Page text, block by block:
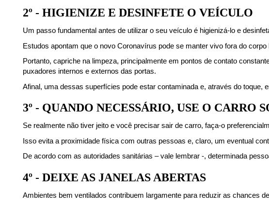
2º - HIGIENIZE E DESINFETE O VEÍCULO
Um passo fundamental antes de utilizar o seu veículo é higienizá-lo e
Estudos apontam que o novo Coronavírus pode se manter vivo fora do
Portanto, capriche na limpeza, principalmente em pontos de contato
puxadores internos e externos das portas.
Afinal, uma dessas superfícies pode estar contaminada e, através do toque,
3º - QUANDO NECESSÁRIO, USE O CARRO
Se realmente não tiver jeito e você precisar sair de carro, faça-o
Isso evita a proximidade física com outras pessoas e, claro, um eventual
De acordo com as autoridades sanitárias – vale lembrar -, determinada
4º - DEIXE AS JANELAS ABERTAS
Ambientes bem ventilados contribuem largamente para reduzir as chances